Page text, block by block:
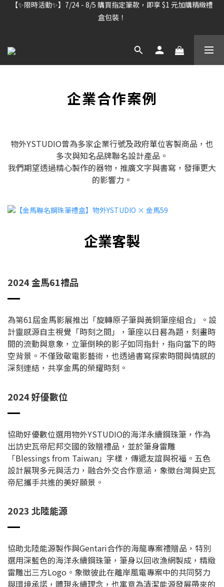
【雷雕訂單出貨暫停】7/30–8/7 進行機器維護，期間「含雷雕之
訂單」將暫停出貨，敬請見諒。
【雷雕訂單出貨暫停】7/30–8/7 進行機器維護，期間「含雷雕之
訂單」將暫停出貨，敬請見諒。
【✨限時活動✨】7/24 - 8/5 購買指定筆款，即享 $1 元加購精緻禮
訂單」將暫停出貨，敬請見諒。
企業合作案例
物外YSTUDIO曾為多家企業行號及政府單位客製商品，也
多次與知名品牌聯名設計產品。
我們期望透過精心製作的器物，推廣文字與書寫，發揮更大
的影響力。
企業客製
2024 金馬61禮品
為第61屆金馬影展推出「旋轉原子筆與黃銅筆座組合」。設
計靈感源自主視覺「時刻之間」，筆座以日晷為題，刻畫時
間的流動與意象，立筆倒映的影子如同指針，指向當下的時
空背景。不僅致敬電影藝術，也透過書寫探索時間與情感的
深刻連結，共享金馬的榮耀時刻。
2024 好優數位
協助好優數位選用物外YSTUDIO的海洋永續鋼珠筆，作為
出訪史瓦帝尼邦交國的致贈禮品，並於筆身雷雕
「Blessings from Taiwan」字樣，傳遞友誼與祝福。五色
設計展現多元與活力，融合外交合作意涵，象徵台灣與史瓦
帝尼攜手共進的美好願景。
2023 北陸能源
協助北陸能源製作與Gentari合作的海龍專案禮贈品，特別
選用深藍色的海洋永續鋼珠筆，筆身以回收漁網製成，精緻
雷雕出三方Logo。象徵彼此在離岸風電專案中的共同努力
與環境承諾，體現永續理念，也寓意為清潔能源發展帶來的